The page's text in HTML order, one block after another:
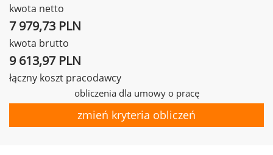
kwota netto
7 979,73 PLN
kwota brutto
9 613,97 PLN
łączny koszt pracodawcy
obliczenia dla umowy o pracę
zmień kryteria obliczeń